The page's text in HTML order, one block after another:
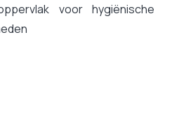
voor hygiënische